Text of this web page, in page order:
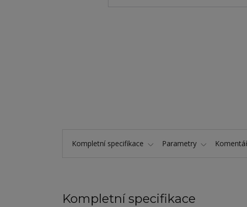
Kompletní specifikace Parametry
Kompletní specifikace